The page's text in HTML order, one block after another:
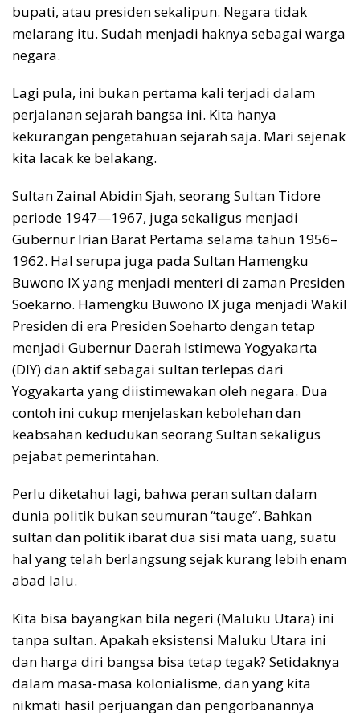
bupati, atau presiden sekalipun. Negara tidak
melarang itu. Sudah menjadi haknya sebagai warga
negara.
Lagi pula, ini bukan pertama kali terjadi dalam
perjalanan sejarah bangsa ini. Kita hanya
kekurangan pengetahuan sejarah saja. Mari sejenak
kita lacak ke belakang.
Sultan Zainal Abidin Sjah, seorang Sultan Tidore
periode 1947—1967, juga sekaligus menjadi
Gubernur Irian Barat Pertama selama tahun 1956–
1962. Hal serupa juga pada Sultan Hamengku
Buwono IX yang menjadi menteri di zaman Presiden
Soekarno. Hamengku Buwono IX juga menjadi Wakil
Presiden di era Presiden Soeharto dengan tetap
menjadi Gubernur Daerah Istimewa Yogyakarta
(DIY) dan aktif sebagai sultan terlepas dari
Yogyakarta yang diistimewakan oleh negara. Dua
contoh ini cukup menjelaskan kebolehan dan
keabsahan kedudukan seorang Sultan sekaligus
pejabat pemerintahan.
Perlu diketahui lagi, bahwa peran sultan dalam
dunia politik bukan seumuran “tauge”. Bahkan
sultan dan politik ibarat dua sisi mata uang, suatu
hal yang telah berlangsung sejak kurang lebih enam
abad lalu.
Kita bisa bayangkan bila negeri (Maluku Utara) ini
tanpa sultan. Apakah eksistensi Maluku Utara ini
dan harga diri bangsa bisa tetap tegak? Setidaknya
dalam masa-masa kolonialisme, dan yang kita
nikmati hasil perjuangan dan pengorbanannya